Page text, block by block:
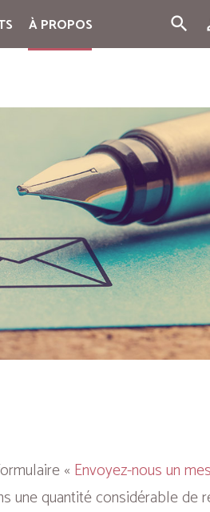
À PROPOS search
« Envoyez-nous un
une quantité considérable de